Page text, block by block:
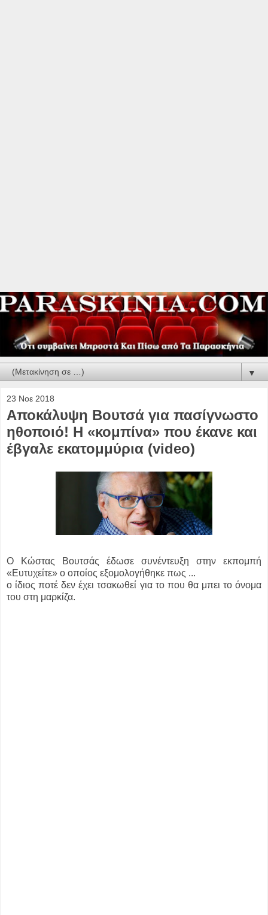
▼
23 Νοε 2018
Αποκάλυψη Βουτσά για πασίγνωστο
ηθοποιό! Η «κομπίνα» που έκανε και
έβγαλε εκατομμύρια (video)
O Κώστας Βουτσάς έδωσε συνέντευξη στην εκπομπή
«Ευτυχείτε» ο οποίος εξομολογήθηκε πως ...
ο ίδιος ποτέ δεν έχει τσακωθεί για το που θα μπει το όνομα
του στη μαρκίζα.